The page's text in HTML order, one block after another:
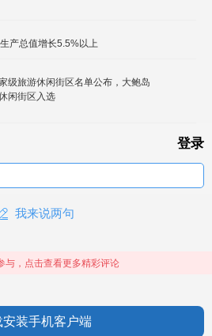
产总值增长5.5%以上
级旅游休闲街区名单公布，大鲍岛
闲街区入选
登录
我来说两句
与，点击查看更多精彩评论
安装手机客户端